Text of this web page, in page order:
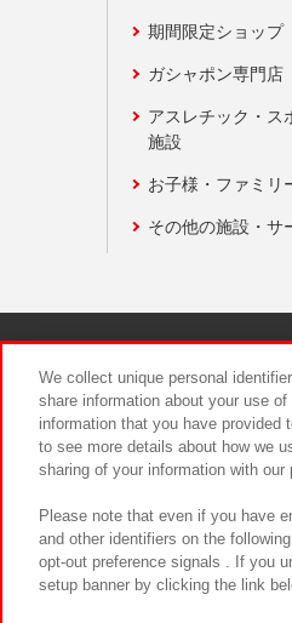
期間限定ショップ
ガシャポン専門店
アスレチック・ス
施設
お子様・ファミリ
その他の施設・サ
We collect unique personal
share information about your use
information that you have
to see more details about how we
sharing of your information with
Please note that even if you have
and other identifiers on the
opt-out preference signals . If you
setup banner by clicking the link